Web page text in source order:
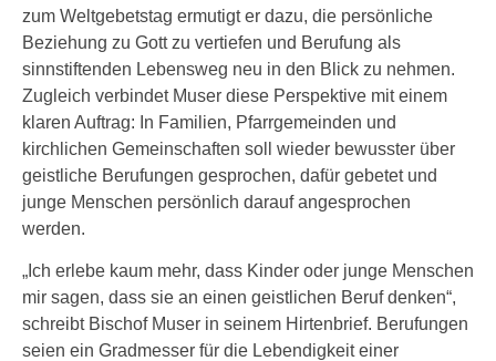
zum Weltgebetstag ermutigt er dazu, die persönliche
Beziehung zu Gott zu vertiefen und Berufung als
sinnstiftenden Lebensweg neu in den Blick zu nehmen.
Zugleich verbindet Muser diese Perspektive mit einem
klaren Auftrag: In Familien, Pfarrgemeinden und
kirchlichen Gemeinschaften soll wieder bewusster über
geistliche Berufungen gesprochen, dafür gebetet und
junge Menschen persönlich darauf angesprochen
werden.
„Ich erlebe kaum mehr, dass Kinder oder junge Menschen
mir sagen, dass sie an einen geistlichen Beruf denken“,
schreibt Bischof Muser in seinem Hirtenbrief. Berufungen
seien ein Gradmesser für die Lebendigkeit einer